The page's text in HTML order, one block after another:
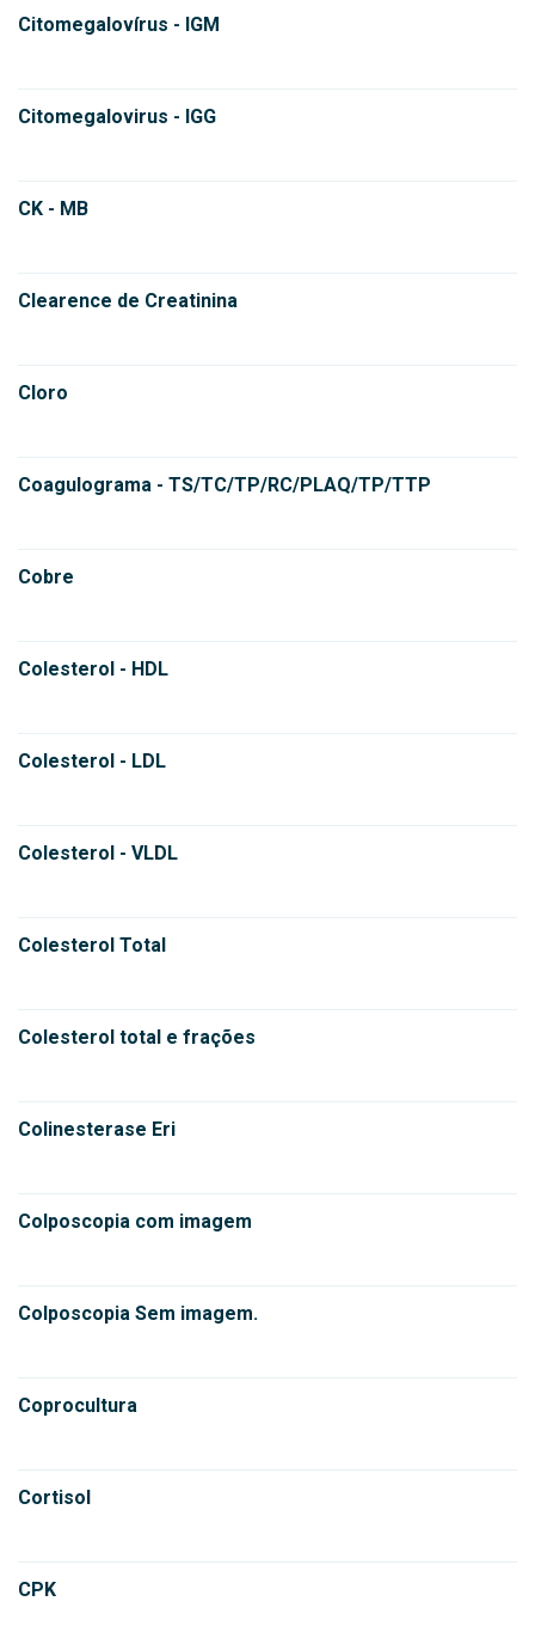
Citomegalovírus - IGM
Citomegalovirus - IGG
CK - MB
Clearence de Creatinina
Cloro
Coagulograma - TS/TC/TP/RC/PLAQ/TP/TTP
Cobre
Colesterol - HDL
Colesterol - LDL
Colesterol - VLDL
Colesterol Total
Colesterol total e frações
Colinesterase Eri
Colposcopia com imagem
Colposcopia Sem imagem.
Coprocultura
Cortisol
CPK